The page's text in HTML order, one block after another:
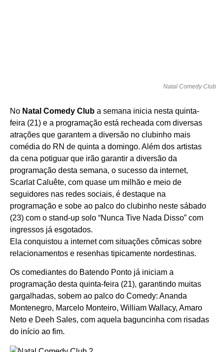
Natal Comedy Club
No Natal Comedy Club a semana inicia nesta quinta-
feira (21) e a programação está recheada com diversas
atrações que garantem a diversão no clubinho mais
comédia do RN de quinta a domingo. Além dos artistas
da cena potiguar que irão garantir a diversão da
programação desta semana, o sucesso da internet,
Scarlat Caluête, com quase um milhão e meio de
seguidores nas redes sociais, é destaque na
programação e sobe ao palco do clubinho neste sábado
(23) com o stand-up solo “Nunca Tive Nada Disso” com
ingressos já esgotados.
Ela conquistou a internet com situações cômicas sobre
relacionamentos e resenhas tipicamente nordestinas.
Os comediantes do Batendo Ponto já iniciam a
programação desta quinta-feira (21), garantindo muitas
gargalhadas, sobem ao palco do Comedy: Ananda
Montenegro, Marcelo Monteiro, William Wallacy, Amaro
Neto e Deeh Sales, com aquela baguncinha com risadas
do início ao fim.